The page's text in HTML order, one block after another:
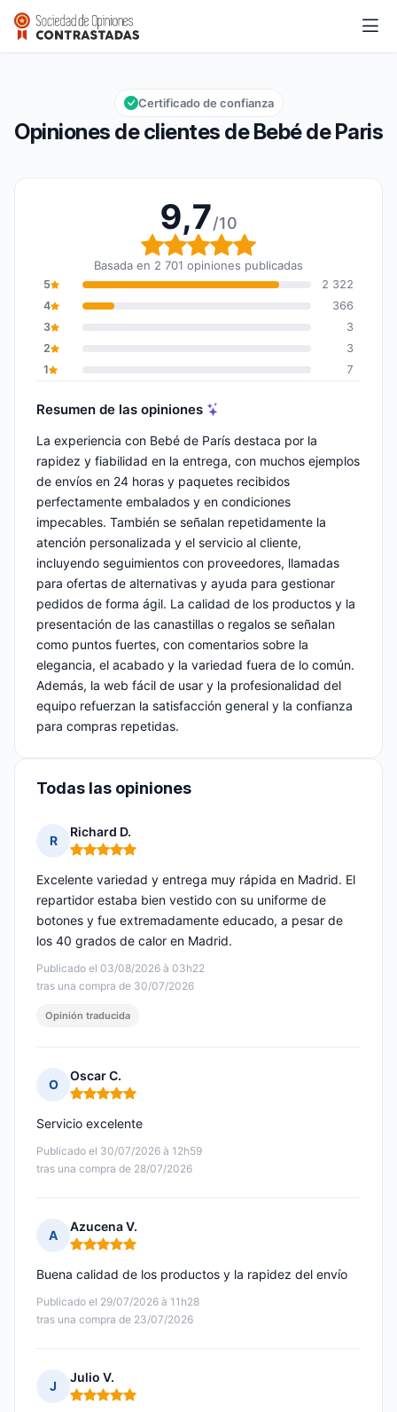
Bebé de Paris
Calificación global: 9,7 de 10
9,7/10
Opiniones de clientes de Bebé de Paris
Certificado de confianza
9,7/10
Calificación global: 9,7
Basada en 2 701 opiniones publicadas
5
2 322
4
366
3
3
2
3
1
7
Resumen de las opiniones
La experiencia con Bebé de París destaca por la
rapidez y fiabilidad en la entrega, con muchos ejemplos
de envíos en 24 horas y paquetes recibidos
perfectamente embalados y en condiciones
impecables. También se señalan repetidamente la
atención personalizada y el servicio al cliente,
incluyendo seguimientos con proveedores, llamadas
para ofertas de alternativas y ayuda para gestionar
pedidos de forma ágil. La calidad de los productos y la
presentación de las canastillas o regalos se señalan
como puntos fuertes, con comentarios sobre la
elegancia, el acabado y la variedad fuera de lo común.
Además, la web fácil de usar y la profesionalidad del
equipo refuerzan la satisfacción general y la confianza
para compras repetidas.
Todas las opiniones
R
Richard D.
Nota: 5 de 5
Publicado el 03/08/2026 à 03h22
tras una compra de 30/07/2026
Excelente variedad y entrega muy rápida en Madrid. El
repartidor estaba bien vestido con su uniforme de
botones y fue extremadamente educado, a pesar de
los 40 grados de calor en Madrid.
Opinión traducida
O
Oscar C.
Nota: 5 de 5
Publicado el 30/07/2026 à 12h59
tras una compra de 28/07/2026
Servicio excelente
A
Azucena V.
Nota: 5 de 5
Publicado el 29/07/2026 à 11h28
tras una compra de 23/07/2026
Buena calidad de los productos y la rapidez del envío
J
Julio V.
Nota: 5 de 5